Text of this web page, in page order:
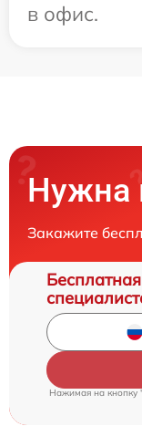
в офис.
Нужна
Закажите
Нажимая на кнопку